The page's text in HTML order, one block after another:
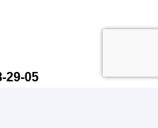
29-05